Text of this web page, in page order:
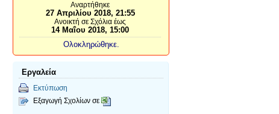
Αναρτήθηκε
27 Απριλίου 2018, 21:55
Ανοικτή σε Σχόλια έως
14 Μαΐου 2018, 15:00
Ολοκληρώθηκε.
Εργαλεία
Εκτύπωση
Εξαγωγή Σχολίων σε